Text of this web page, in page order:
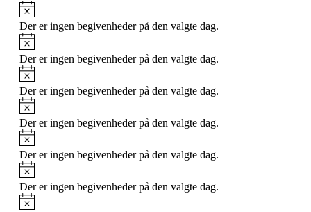
Notice
Der er ingen begivenheder på den valgte dag.
Notice
Der er ingen begivenheder på den valgte dag.
Notice
Der er ingen begivenheder på den valgte dag.
Notice
Der er ingen begivenheder på den valgte dag.
Notice
Der er ingen begivenheder på den valgte dag.
Notice
Der er ingen begivenheder på den valgte dag.
Notice